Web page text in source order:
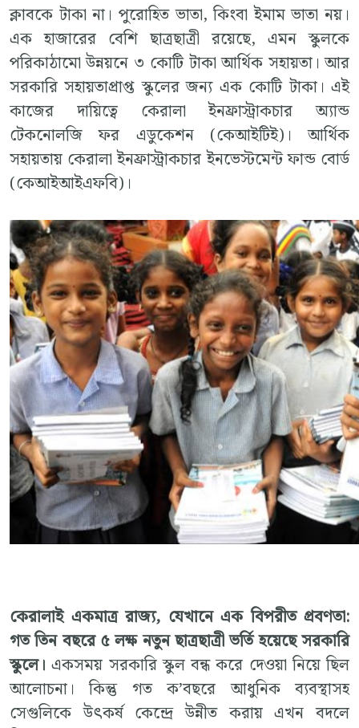
ক্লাবকে টাকা না। পুরোহিত ভাতা, কিংবা ইমাম ভাতা নয়।
এক হাজারের বেশি ছাত্রছাত্রী রয়েছে, এমন স্কুলকে
পরিকাঠামো উন্নয়নে ৩ কোটি টাকা আর্থিক সহায়তা। আর
সরকারি সহায়তাপ্রাপ্ত স্কুলের জন্য এক কোটি টাকা। এই
কাজের দায়িত্বে কেরালা ইনফ্রাস্ট্রাকচার অ্যান্ড
টেকনোলজি ফর এডুকেশন (কেআইটিই)। আর্থিক
সহায়তায় কেরালা ইনফ্রাস্ট্রাকচার ইনভেস্টমেন্ট ফান্ড বোর্ড
(কেআইআইএফবি)।
কেরালাই একমাত্র রাজ্য, যেখানে এক বিপরীত প্রবণতা:
গত তিন বছরে ৫ লক্ষ নতুন ছাত্রছাত্রী ভর্তি হয়েছে সরকারি
স্কুলে। একসময় সরকারি স্কুল বন্ধ করে দেওয়া নিয়ে ছিল
আলোচনা। কিন্তু গত ক’বছরে আধুনিক ব্যবস্থাসহ
সেগুলিকে উৎকর্ষ কেন্দ্রে উন্নীত করায় এখন বদলে